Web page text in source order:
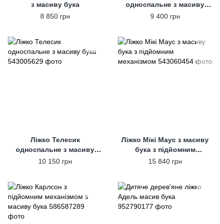
з масиву бука
8 850 грн
односпальне з масиву
бука
9 400 грн
Ліжко Телесик
односпальне з масиву
бука
10 150 грн
Ліжко Мікі Маус з масиву
бука з підйомним
механізмом
15 840 грн